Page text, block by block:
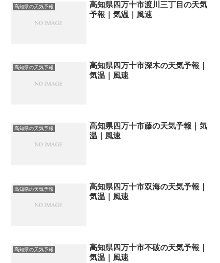
高知県の天気予報
高知県四万十市渡川三丁目の天気
予報｜気温｜風速
高知県の天気予報
高知県四万十市深木の天気予報｜
気温｜風速
高知県の天気予報
高知県四万十市藤の天気予報｜気
温｜風速
高知県の天気予報
高知県四万十市双海の天気予報｜
気温｜風速
高知県の天気予報
高知県四万十市不破の天気予報｜
気温｜風速